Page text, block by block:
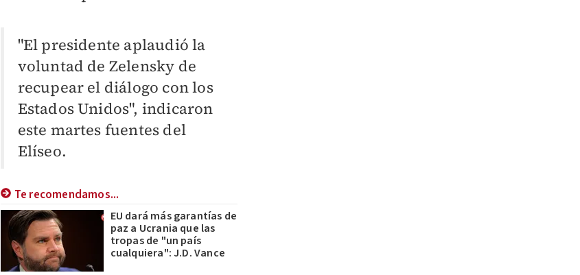
"El presidente aplaudió la
voluntad de Zelensky de
recupear el diálogo con los
Estados Unidos", indicaron
este martes fuentes del
Elíseo.
Te recomendamos...
EU dará más garantías de
paz a Ucrania que las
tropas de "un país
cualquiera": J.D. Vance